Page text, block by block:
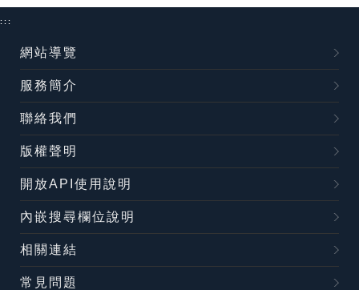
:::
網站導覽
服務簡介
聯絡我們
版權聲明
開放API使用說明
內嵌搜尋欄位說明
相關連結
常見問題